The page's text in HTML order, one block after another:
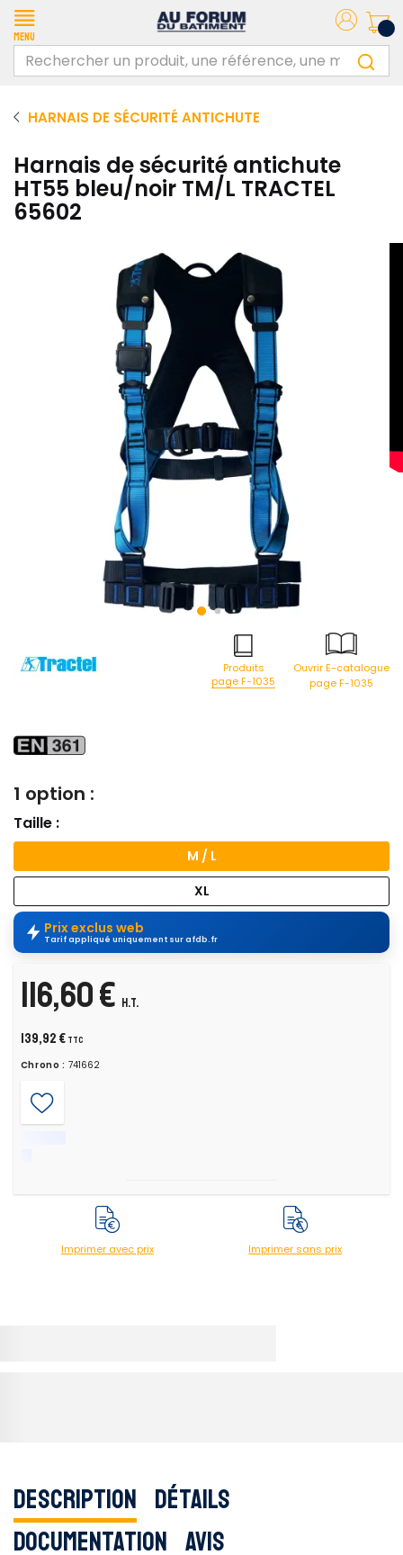
Menu
HARNAIS DE SÉCURITÉ ANTICHUTE
Harnais de sécurité antichute
HT55 bleu/noir TM/L TRACTEL
65602
Produits
page F-1035
Ouvrir E-catalogue
page F-1035
1 option :
Taille :
M / L
XL
Prix exclus web
Tarif appliqué uniquement sur afdb.fr
116,60 € H.T.
139,92 € TTC
Chrono : 741662
Imprimer avec prix Imprimer sans prix
Description Détails
Documentation Avis